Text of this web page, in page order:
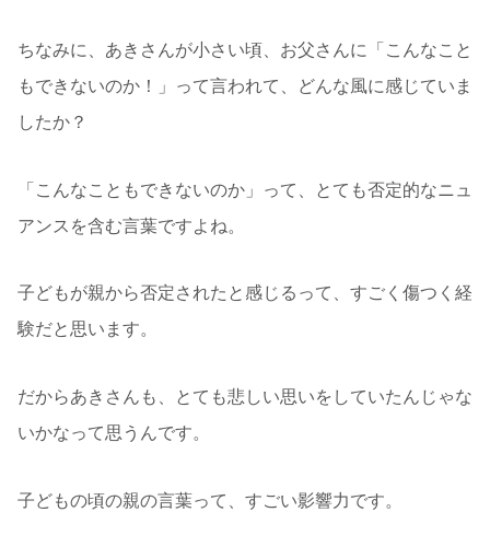
ちなみに、あきさんが小さい頃、お父さんに「こんなこと
もできないのか！」って言われて、どんな風に感じていま
したか？
「こんなこともできないのか」って、とても否定的なニュ
アンスを含む言葉ですよね。
子どもが親から否定されたと感じるって、すごく傷つく経
験だと思います。
だからあきさんも、とても悲しい思いをしていたんじゃな
いかなって思うんです。
子どもの頃の親の言葉って、すごい影響力です。